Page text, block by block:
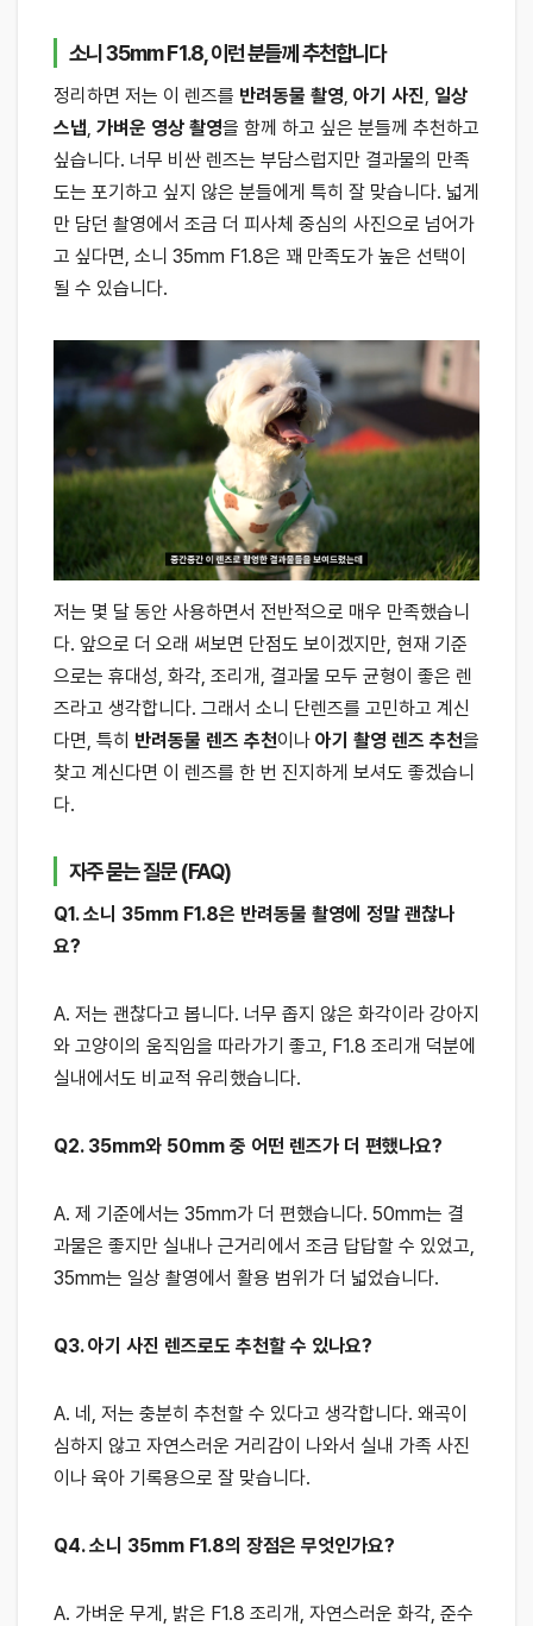
소니 35mm F1.8, 이런 분들께 추천합니다
정리하면 저는 이 렌즈를 반려동물 촬영, 아기 사진, 일상
스냅, 가벼운 영상 촬영을 함께 하고 싶은 분들께 추천하고
싶습니다. 너무 비싼 렌즈는 부담스럽지만 결과물의 만족
도는 포기하고 싶지 않은 분들에게 특히 잘 맞습니다. 넓게
만 담던 촬영에서 조금 더 피사체 중심의 사진으로 넘어가
고 싶다면, 소니 35mm F1.8은 꽤 만족도가 높은 선택이
될 수 있습니다.
저는 몇 달 동안 사용하면서 전반적으로 매우 만족했습니
다. 앞으로 더 오래 써보면 단점도 보이겠지만, 현재 기준
으로는 휴대성, 화각, 조리개, 결과물 모두 균형이 좋은 렌
즈라고 생각합니다. 그래서 소니 단렌즈를 고민하고 계신
다면, 특히 반려동물 렌즈 추천이나 아기 촬영 렌즈 추천을
찾고 계신다면 이 렌즈를 한 번 진지하게 보셔도 좋겠습니
다.
자주 묻는 질문 (FAQ)
Q1. 소니 35mm F1.8은 반려동물 촬영에 정말 괜찮나
요?
A. 저는 괜찮다고 봅니다. 너무 좁지 않은 화각이라 강아지
와 고양이의 움직임을 따라가기 좋고, F1.8 조리개 덕분에
실내에서도 비교적 유리했습니다.
Q2. 35mm와 50mm 중 어떤 렌즈가 더 편했나요?
A. 제 기준에서는 35mm가 더 편했습니다. 50mm는 결
과물은 좋지만 실내나 근거리에서 조금 답답할 수 있었고,
35mm는 일상 촬영에서 활용 범위가 더 넓었습니다.
Q3. 아기 사진 렌즈로도 추천할 수 있나요?
A. 네, 저는 충분히 추천할 수 있다고 생각합니다. 왜곡이
심하지 않고 자연스러운 거리감이 나와서 실내 가족 사진
이나 육아 기록용으로 잘 맞습니다.
Q4. 소니 35mm F1.8의 장점은 무엇인가요?
A. 가벼운 무게, 밝은 F1.8 조리개, 자연스러운 화각, 준수